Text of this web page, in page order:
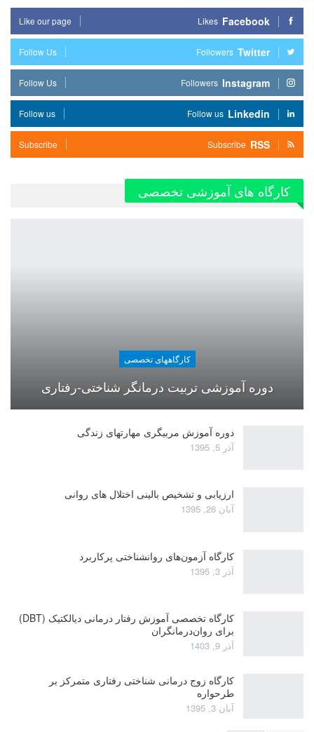
Facebook
Likes
Like our page
Twitter
Followers
Follow Us
Instagram
Followers
Follow Us
Linkedin
Follow us
Follow us
RSS
Subscribe
Subscribe
کارگاه های آموزشی تخصصی
کارگاههای تخصصی
دوره آموزشی تربیت درمانگر شناختی-رفتاری
دوره آموزش مربیگری مهارتهای زندگی
آذر 5, 1395
ارزیابی و تشخیص بالینی اختلال های روانی
آبان 26, 1395
کارگاه آزمون‌های روانشناختی پرکاربرد
آذر 3, 1395
کارگاه تخصصی آموزش رفتار درمانی دیالکتیک (DBT)
برای روان‌درمانگران
آذر 9, 1403
کارگاه زوج‌ درمانی شناختی رفتاری متمرکز بر
طرحواره
آبان 3, 1395